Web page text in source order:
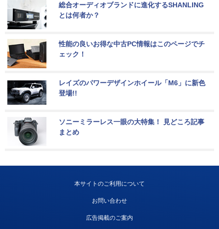
総合オーディオブランドに進化するSHANLING
とは何者か？
性能の良いお得な中古PC情報はこのページでチ
ェック！
レイズのパワーデザインホイール「M6」に新色
登場!!
ソニーミラーレス一眼の大特集！ 見どころ記事
まとめ
本サイトのご利用について
お問い合わせ
広告掲載のご案内